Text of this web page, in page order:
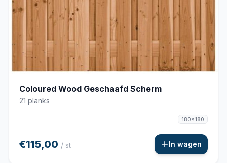
Coloured Wood Geschaafd Scherm
21 planks
180x180
€115,00 / st In wagen